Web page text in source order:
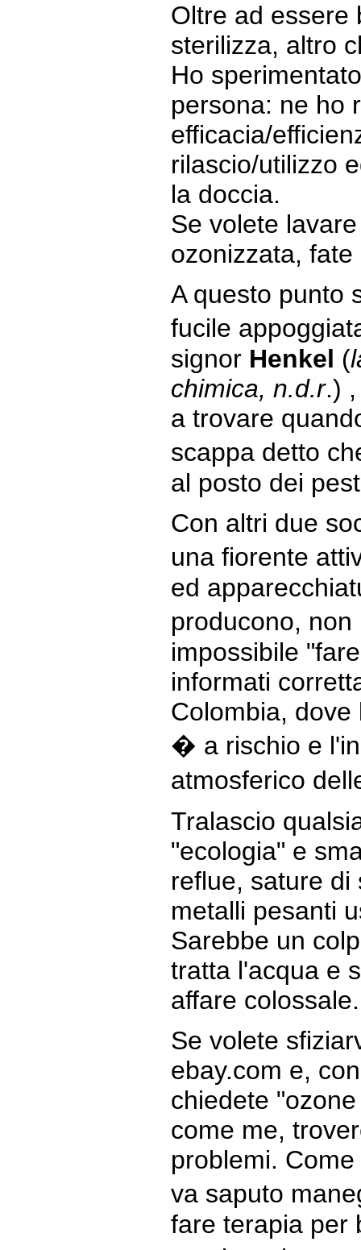
Oltre ad essere
sterilizza, altro
Ho
persona: ne ho
efficacia/
rilascio/utilizzo
la doccia.
Se volete
ozonizzata,
A questo punto
fucile
signor Henkel (
chimica, n.d.r.)
a trovare
scappa detto
al posto dei
Con altri due
una fiorente
ed
producono,
impossibile
informati
Colombia,
� a rischio e
atmosferico
Tralascio
"ecologia" e
reflue, sature di
metalli pesanti
Sarebbe un
tratta l'acqua e
affare
Se volete
ebay.com e,
chiedete
come me,
problemi.
va saputo
fare terapia per